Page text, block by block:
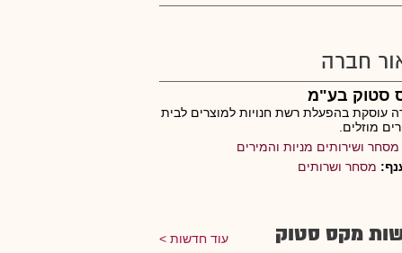
חברה
סטוק בע"מ
עוסקת בהפעלת רשת חנויות למוצרים לבית
מוזלים.
מסחר ושירותים מניות והמירים
מסחר ושרותים
מקס סטוק עוד חדשות